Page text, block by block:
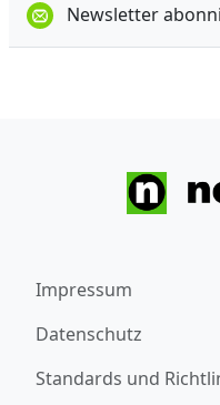
Newsletter
Impressum
Datenschutz
Standards und